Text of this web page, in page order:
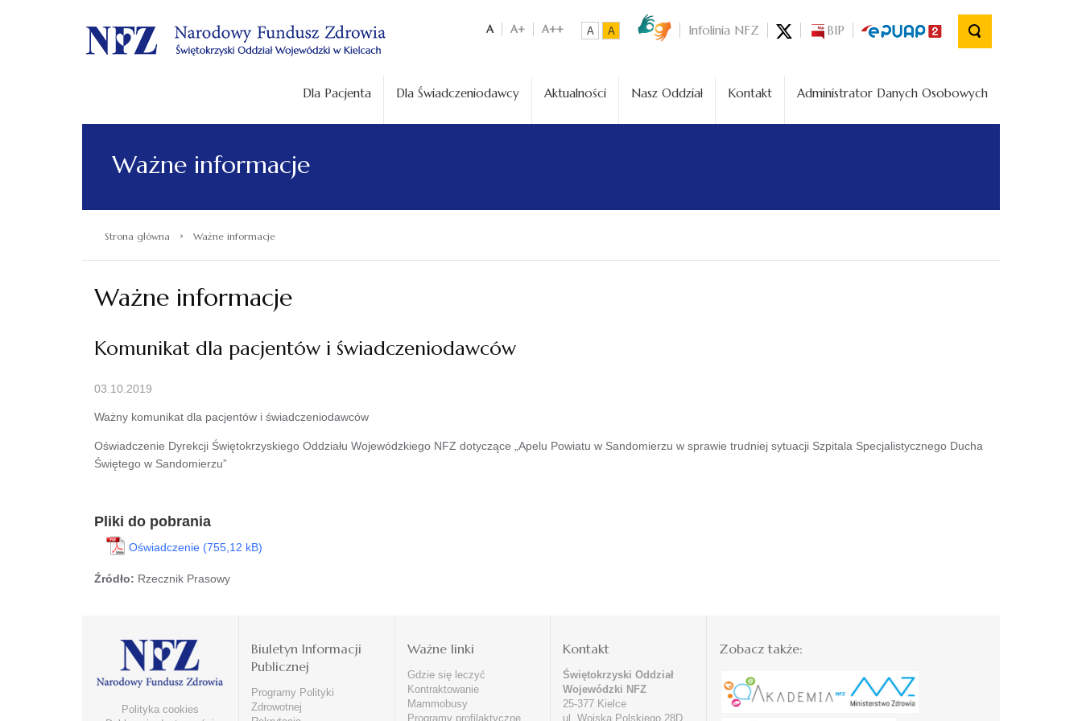
. A A+ A++ A A Infolinia NFZ BIP
Dla Pacjenta Dla Świadczeniodawcy Aktualności Nasz Oddział Kontakt Administrator Danych Osobowych
Ważne informacje
Strona główna › Ważne informacje
Ważne informacje
Komunikat dla pacjentów i świadczeniodawców
03.10.2019
Ważny komunikat dla pacjentów i świadczeniodawców
Oświadczenie Dyrekcji Świętokrzyskiego Oddziału Wojewódzkiego NFZ dotyczące „Apelu Powiatu w Sandomierzu w sprawie trudniej sytuacji Szpitala Specjalistycznego Ducha
Świętego w Sandomierzu”
Pliki do pobrania
Oświadczenie
Źródło: Rzecznik Prasowy
Polityka cookies
Biuletyn Informacji
Publicznej
Programy Polityki
Zdrowotnej
Ważne linki
Gdzie się leczyć
Kontraktowanie
Mammobusy
Programy profilaktyczne
Kontakt
Świętokrzyski Oddział
Wojewódzki NFZ
25-377 Kielce
ul. Wojska Polskiego 28D
Zobacz także: